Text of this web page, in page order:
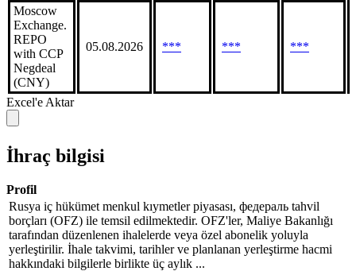
Moscow
Exchange.
REPO
with CCP
Negdeal
(CNY)
05.08.2026 *** *** ***
Excel'e Aktar
İhraç bilgisi
Profil
Rusya iç hükümet menkul kıymetler piyasası, федераль tahvil
borçları (OFZ) ile temsil edilmektedir. OFZ'ler, Maliye Bakanlığı
tarafından düzenlenen ihalelerde veya özel abonelik yoluyla
yerleştirilir. İhale takvimi, tarihler ve planlanan yerleştirme hacmi
hakkındaki bilgilerle birlikte üç aylık ...